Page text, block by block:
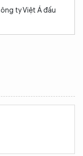
ty Việt Á đấu